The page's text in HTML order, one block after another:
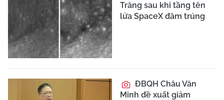
Trăng sau khi tầng tên
lửa SpaceX đâm trúng
ĐBQH Châu Văn
Minh đề xuất giảm